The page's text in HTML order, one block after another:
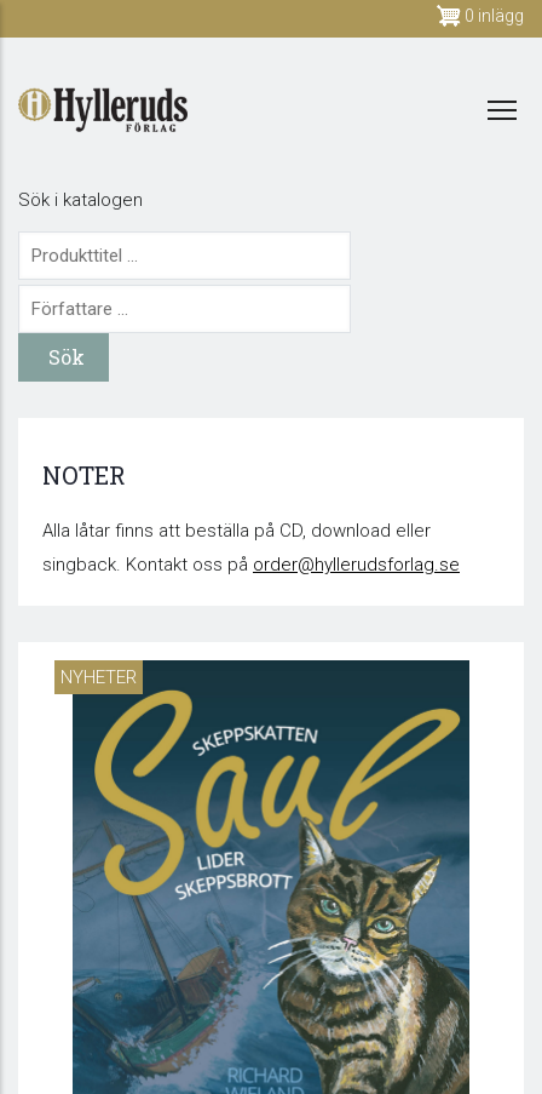
main
content
0 inlägg
Sök i katalogen
NOTER
Alla låtar finns att beställa på CD, download eller
singback. Kontakt oss på order@hyllerudsforlag.se
NYHETER